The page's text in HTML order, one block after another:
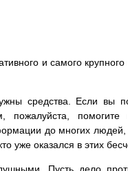
и самого крупного
средства. Если вы
до многих людей,
уже оказался в этих